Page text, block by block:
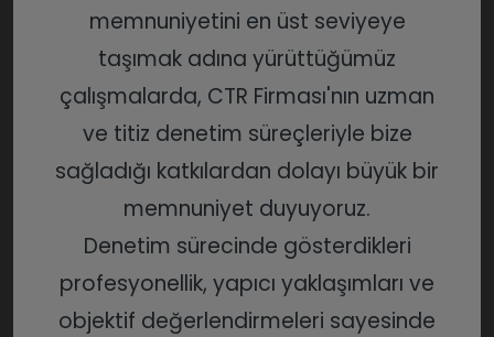
memnuniyetini en üst seviyeye
taşımak adına yürüttüğümüz
çalışmalarda, CTR Firması'nın uzman
ve titiz denetim süreçleriyle bize
sağladığı katkılardan dolayı büyük bir
memnuniyet duyuyoruz.
Denetim sürecinde gösterdikleri
profesyonellik, yapıcı yaklaşımları ve
objektif değerlendirmeleri sayesinde